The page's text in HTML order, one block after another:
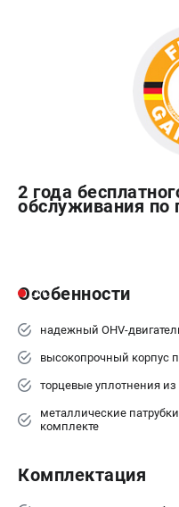
+7
2 года
обслуживания по
Особенности
надежный OHV-
высокопрочный корпус
торцевые уплотнения
металлические
комплекте
Комплектация